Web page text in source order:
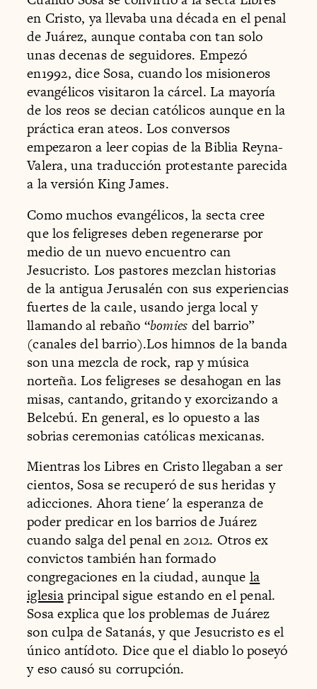
en Cristo, ya llevaba una década en el penal
de Juárez, aunque contaba con tan solo
unas decenas de seguidores. Empezó
en1992, dice Sosa, cuando los misioneros
evangélicos visitaron la cárcel. La mayoría
de los reos se decian católicos aunque en la
práctica eran ateos. Los conversos
empezaron a leer copias de la Biblia Reyna-
Valera, una traducción protestante parecida
a la versión King James.
Como muchos evangélicos, la secta cree
que los feligreses deben regenerarse por
medio de un nuevo encuentro can
Jesucristo. Los pastores mezclan historias
de la antigua Jerusalén con sus experiencias
fuertes de la ca1le, usando jerga local y
llamando al rebaño “bomies del barrio”
(canales del barrio).Los himnos de la banda
son una mezcla de rock, rap y música
norteña. Los feligreses se desahogan en las
misas, cantando, gritando y exorcizando a
Belcebú. En general, es lo opuesto a las
sobrias ceremonias católicas mexicanas.
Mientras los Libres en Cristo llegaban a ser
cientos, Sosa se recuperó de sus heridas y
adicciones. Ahora tiene' la esperanza de
poder predicar en los barrios de Juárez
cuando salga del penal en 2012. Otros ex
convictos también han formado
congregaciones en la ciudad, aunque la
iglesiaprincipal sigue estando en el penal.
Sosa explica que los problemas de Juárez
son culpa de Satanás, y que Jesucristo es el
único antídoto. Dice que el diablo lo poseyó
y eso causó su corrupción.